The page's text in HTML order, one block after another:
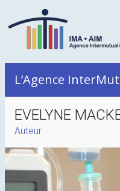
L’Agence
EVELYNE
Auteur